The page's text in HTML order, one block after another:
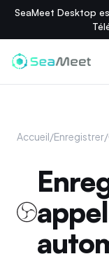
SeaMeet Desktop
Accueil/Enregistrer/